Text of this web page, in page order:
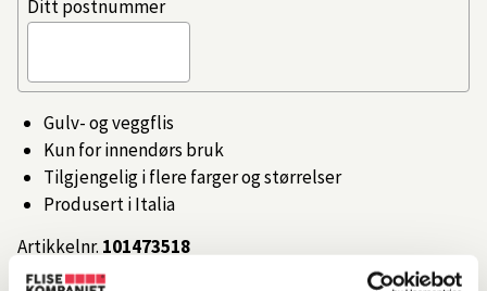
Gulv- og veggflis
Kun for innendørs bruk
Tilgjengelig i flere farger og størrelser
Produsert i Italia
Artikkelnr. 101473518
Ditt postnummer